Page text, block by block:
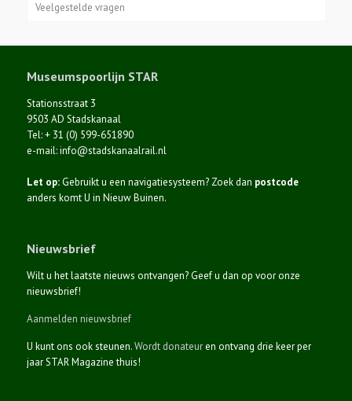
Veelgestelde vragen
Museumspoorlijn STAR
Stationsstraat 3
9503 AD Stadskanaal
Tel: + 31 (0) 599-651890
e-mail: info@stadskanaalrail.nl
Let op:Gebruikt u een navigatiesysteem? Zoek dan postcode
anders komt U in Nieuw Buinen.
Nieuwsbrief
Wilt u het laatste nieuws ontvangen? Geef u dan op voor onze
nieuwsbrief!
Aanmelden nieuwsbrief
U kunt ons ook steunen.Wordt donateuren ontvang drie keer per
jaar STAR Magazine thuis!